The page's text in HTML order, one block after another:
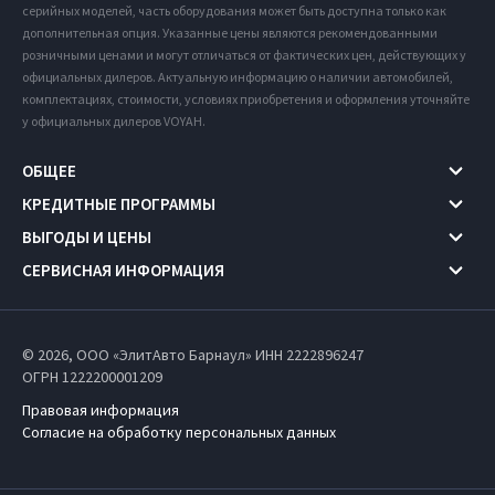
серийных моделей, часть оборудования может быть доступна только как
дополнительная опция. Указанные цены являются рекомендованными
розничными ценами и могут отличаться от фактических цен, действующих у
официальных дилеров. Актуальную информацию о наличии автомобилей,
комплектациях, стоимости, условиях приобретения и оформления уточняйте
у официальных дилеров VOYAH.
ОБЩЕЕ
КРЕДИТНЫЕ ПРОГРАММЫ
ВЫГОДЫ И ЦЕНЫ
СЕРВИСНАЯ ИНФОРМАЦИЯ
© 2026, ООО «ЭлитАвто Барнаул» ИНН 2222896247
ОГРН 1222200001209
Правовая информация
Согласие на обработку персональных данных